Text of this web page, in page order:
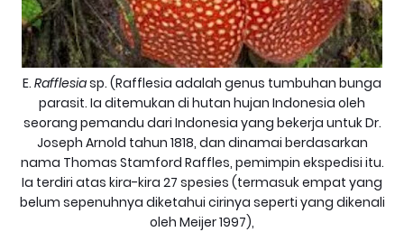
E. Rafflesiasp. (Rafflesia adalah genus tumbuhan bunga
parasit. Ia ditemukan di hutan hujan Indonesia oleh
seorang pemandu dari Indonesia yang bekerja untuk Dr.
Joseph Arnold tahun 1818, dan dinamai berdasarkan
nama Thomas Stamford Raffles, pemimpin ekspedisi itu.
Ia terdiri atas kira-kira 27 spesies (termasuk empat yang
belum sepenuhnya diketahui cirinya seperti yang dikenali
oleh Meijer 1997),